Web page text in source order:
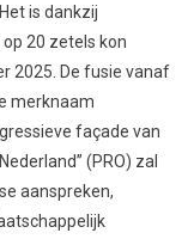
is dankzij
20 zetels kon
2025. De fusie vanaf
merknaam
façade van
(PRO) zal
aanspreken,